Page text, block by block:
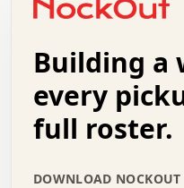
+   .   .   .   .   .
.   .   .   .   .   .
.   .   .   .   +   .
.   :   .   .   .   .
.   .   x   .   .
.   .   .   .   :   .
.   .   .   .   .   .
Building a
every
full roster.
DOWNLOAD NOCKOUT